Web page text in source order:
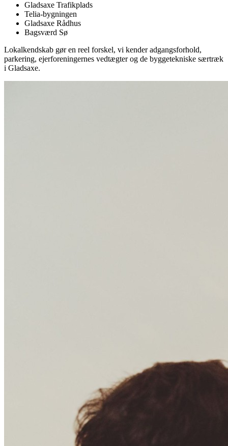
Gladsaxe Trafikplads
Telia-bygningen
Gladsaxe Rådhus
Bagsværd Sø
Lokalkendskab gør en reel forskel, vi kender adgangsforhold,
parkering, ejerforeningernes vedtægter og de byggetekniske særtræk
i Gladsaxe.